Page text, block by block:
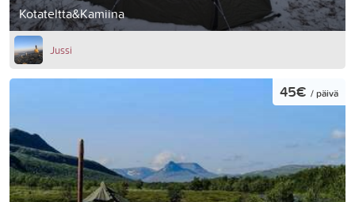
Kotateltta&Kamiina
Jussi
45€ / päivä